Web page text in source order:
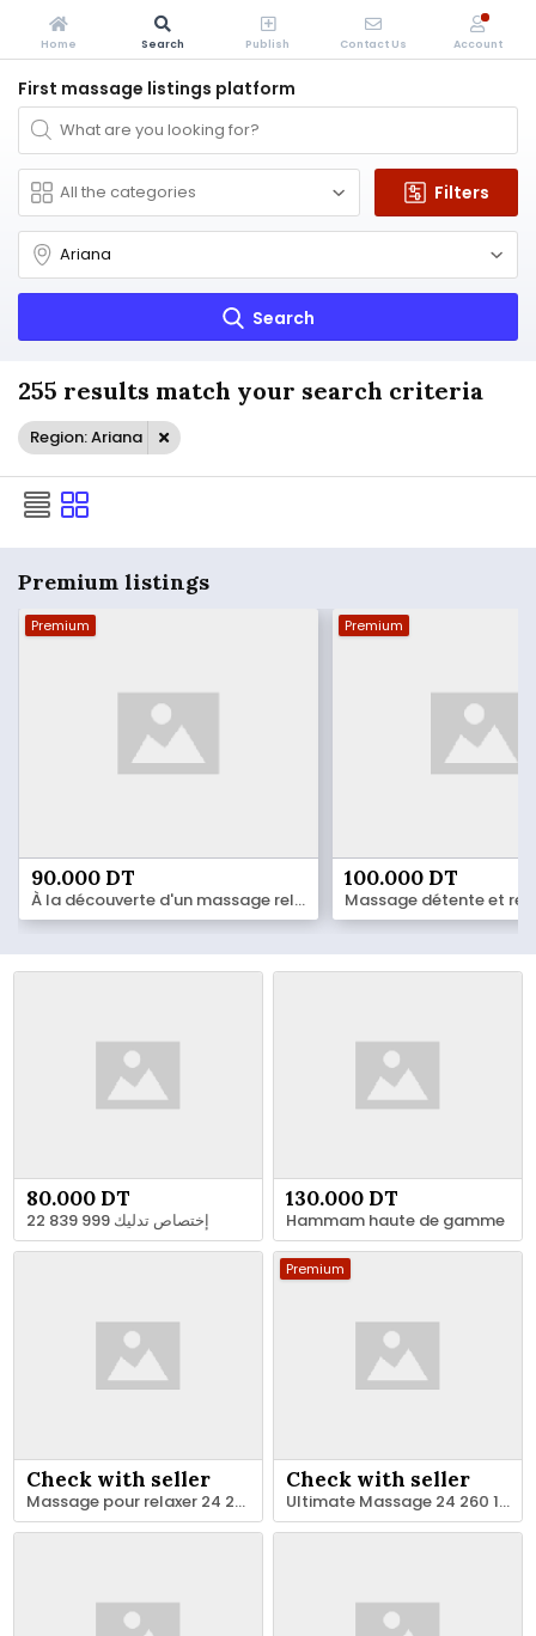
First massage listings platform
Filters
Search
255 results match your search criteria
Region: Ariana
Premium listings
Premium
90.000 DT
À la découverte d'un massage relaxant et sensuel ou d'un nouveau concept
Premium
100.000 DT
80.000 DT
إختصاص تدليك 999 839 22
130.000 DT
Hammam haute de gamme
Check with seller
Massage pour relaxer 24 260 137
Premium
Check with seller
Ultimate Massage 24 260 137
Home Search Publish Contact Us Account